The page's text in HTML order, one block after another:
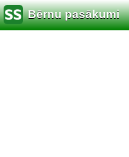
Bērnu pasākumi